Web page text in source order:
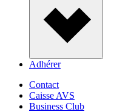
Adhérer
Contact
Caisse AVS
Business Club